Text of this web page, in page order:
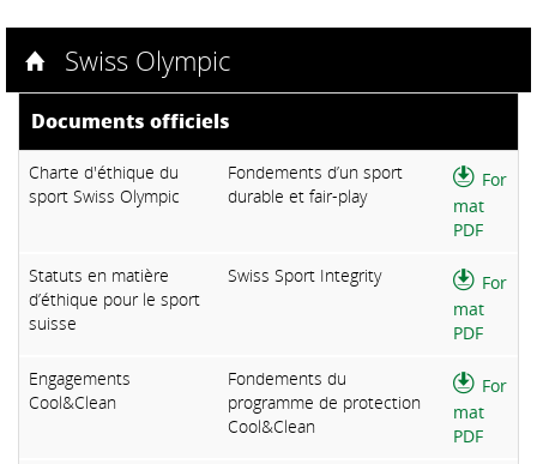
Swiss Olympic
Documents officiels
Charte d'éthique du
sport Swiss Olympic
Fondements d’un sport
durable et fair-play
For
mat
PDF
Statuts en matière
d’éthique pour le sport
suisse
Swiss Sport Integrity
For
mat
PDF
Engagements
Cool&Clean
Fondements du
programme de protection
Cool&Clean
For
mat
PDF